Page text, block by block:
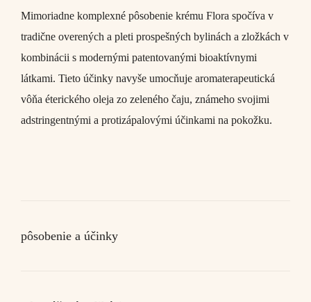
Mimoriadne komplexné pôsobenie krému Flora spočíva v
tradične overených a pleti prospešných bylinách a zložkách v
kombinácii s modernými patentovanými bioaktívnymi
látkami. Tieto účinky navyše umocňuje aromaterapeutická
vôňa éterického oleja zo zeleného čaju, známeho svojimi
adstringentnými a protizápalovými účinkami na pokožku.
pôsobenie a účinky